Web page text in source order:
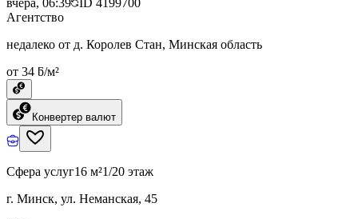
вчера, 06:39 ID 4199700
Агентство
недалеко от д. Королев Стан, Минская область
от 34 ƃ/м²
Конвертер валют
Сфера услуг16 м²1/20 этаж
г. Минск, ул. Неманская, 45